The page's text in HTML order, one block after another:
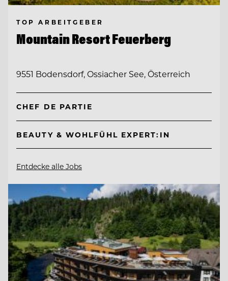
TOP ARBEITGEBER
Mountain Resort Feuerberg
9551 Bodensdorf, Ossiacher See, Österreich
CHEF DE PARTIE
BEAUTY & WOHLFÜHL EXPERT:IN
Entdecke alle Jobs